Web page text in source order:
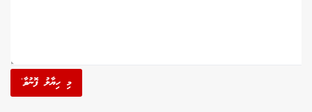
މި ހިޔާލު ފޮނުވާ'